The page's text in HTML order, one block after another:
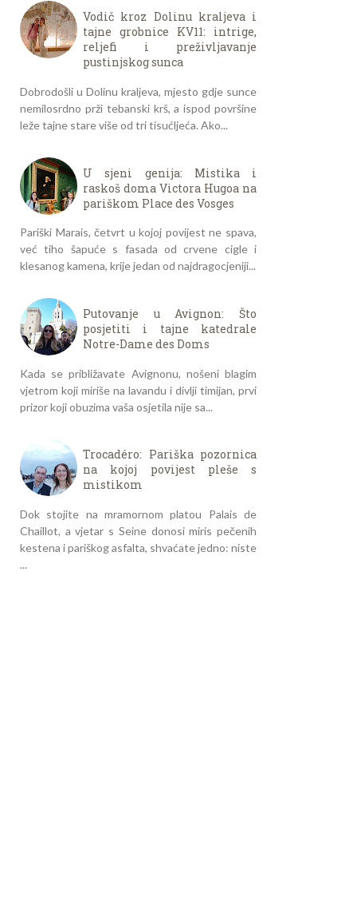
Vodič kroz Dolinu kraljeva i
tajne grobnice KV11: intrige,
reljefi i preživljavanje
pustinjskog sunca
Dobrodošli u Dolinu kraljeva, mjesto gdje sunce
nemilosrdno prži tebanski krš, a ispod površine
leže tajne stare više od tri tisućljeća. Ako...
U sjeni genija: Mistika i
raskoš doma Victora Hugoa na
pariškom Place des Vosges
Pariški Marais, četvrt u kojoj povijest ne spava,
već tiho šapuće s fasada od crvene cigle i
klesanog kamena, krije jedan od najdragocjeniji...
Putovanje u Avignon: Što
posjetiti i tajne katedrale
Notre-Dame des Doms
Kada se približavate Avignonu, nošeni blagim
vjetrom koji miriše na lavandu i divlji timijan, prvi
prizor koji obuzima vaša osjetila nije sa...
Trocadéro: Pariška pozornica
na kojoj povijest pleše s
mistikom
Dok stojite na mramornom platou Palais de
Chaillot, a vjetar s Seine donosi miris pečenih
kestena i pariškog asfalta, shvaćate jedno: niste
...